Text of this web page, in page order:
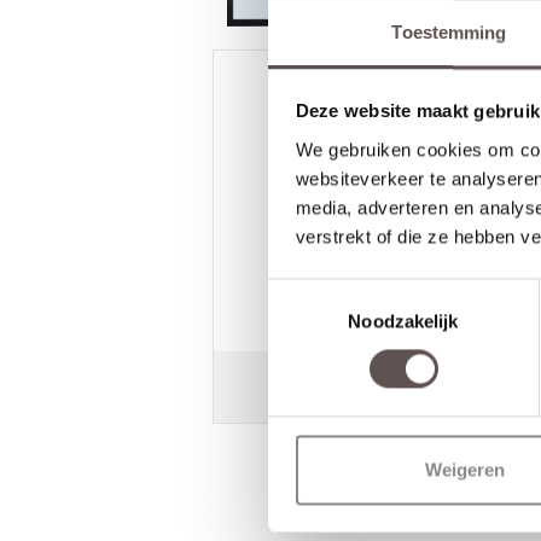
Toestemming
Deze website maakt
We gebruiken cookies om
websiteverkeer te
media, adverteren en
verstrekt of die ze hebben
Noodzakelijk
Weigeren
9.3 / 10 2.590 reviews
Johan de Haan
meegedacht toen een bepaalde
leverbaar was op korte termijn.
Perfect opgepakt en uitstekend
alternatief gevonden wat wel